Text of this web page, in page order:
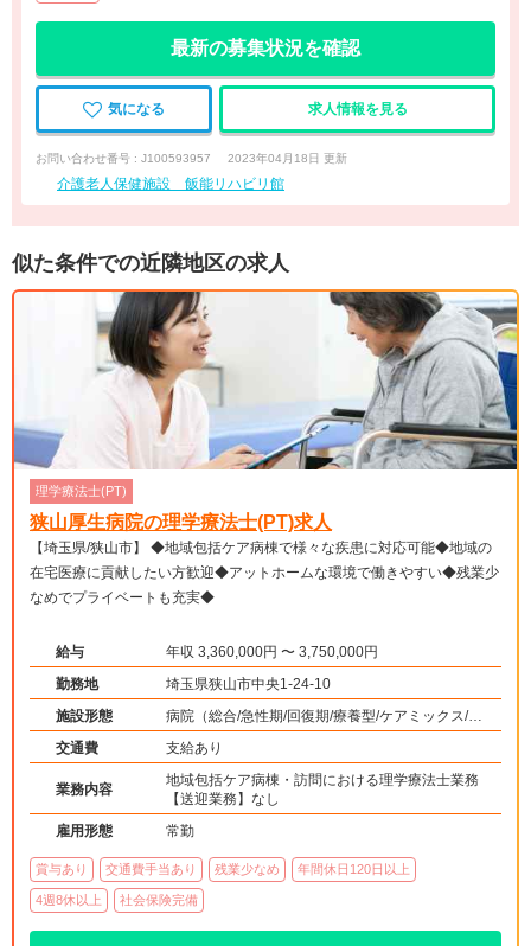
最新の募集状況を確認
気になる 求人情報を見る
お問い合わせ番号 : J100593957 2023年04月18日 更新
介護老人保健施設 飯能リハビリ館
似た条件での近隣地区の求人
理学療法士(PT)
狭山厚生病院の理学療法士(PT)求人
【埼玉県/狭山市】 ◆地域包括ケア病棟で様々な疾患に対応可能◆地域の
在宅医療に貢献したい方歓迎◆アットホームな環境で働きやすい◆残業少
なめでプライベートも充実◆
給与
年収 3,360,000円 〜 3,750,000円
勤務地
埼玉県狭山市中央1-24-10
施設形態
病院（総合/急性期/回復期/療養型/ケアミックス/外
来）、その他（その他）
交通費 支給あり
業務内容
地域包括ケア病棟・訪問における理学療法士業務
【送迎業務】なし
雇用形態
常勤
賞与あり 交通費手当あり 残業少なめ 年間休日120日以上
4週8休以上 社会保険完備